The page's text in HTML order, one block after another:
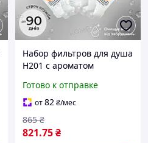
Набор фильтров для душа
H201 с ароматом
FLOWER (5шт)
Готово к отправке
от82₴/мес
821.75₴
865 ₴